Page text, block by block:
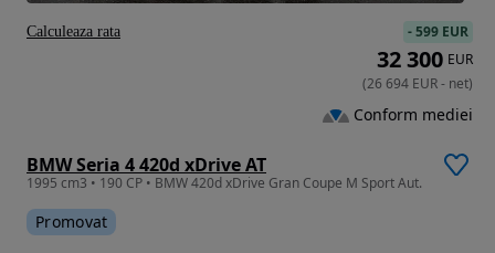
BMW Seria 4 420d xDrive AT
1995 cm3 • 190 CP • BMW 420d xDrive Gran Coupe M Sport Aut.
Promovat
-599 EUR
32 300 EUR
(26 694 EUR- net)
Conform mediei
Calculeaza rata